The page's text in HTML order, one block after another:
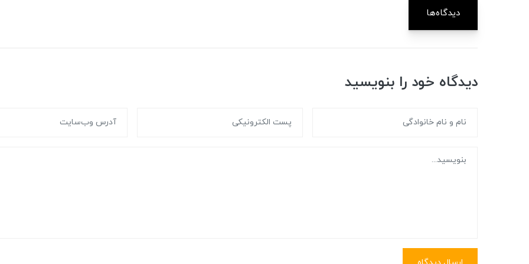
دیدگاه‌ها
دیدگاه خود را بنویسید